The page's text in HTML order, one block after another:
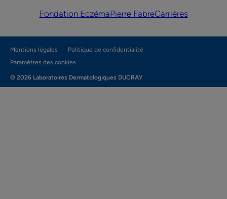
Fondation EczémaPierre FabreCarrières
Mentions légales
Politique de confidentialité
Paramètres des cookies
© 2026 Laboratoires Dermatologiques DUCRAY